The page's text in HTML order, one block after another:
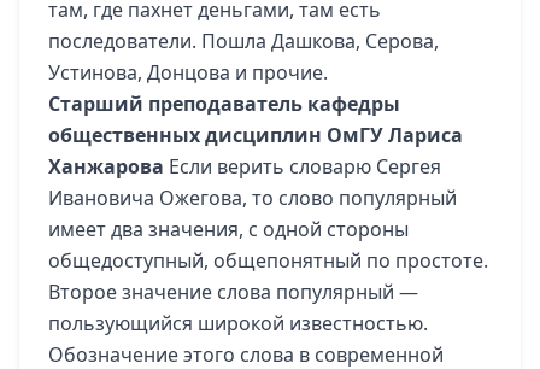
там, где пахнет деньгами, там есть
последователи. Пошла Дашкова, Серова,
Устинова, Донцова и прочие.
Старший преподаватель кафедры
общественных дисциплин ОмГУ Лариса
Ханжарова Если верить словарю Сергея
Ивановича Ожегова, то слово популярный
имеет два значения, с одной стороны
общедоступный, общепонятный по простоте.
Второе значение слова популярный —
пользующийся широкой известностью.
Обозначение этого слова в современной